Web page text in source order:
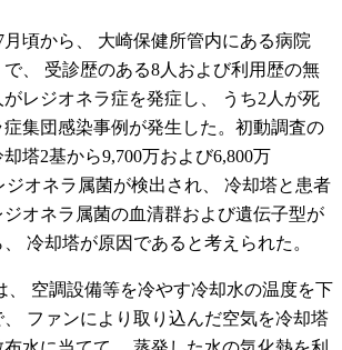
月頃から、 大崎保健所管内にある病院
で、 受診歴のある8人および利用歴の無
レジオネラ症を発症し、 うち2人が死
集団感染事例が発生した。初動調査の
塔2基から9,700万および6,800万
ジオネラ属菌が検出され、 冷却塔と患者
オネラ属菌の血清群および遺伝子型が
冷却塔が原因であると考えられた。
、 空調設備等を冷やす冷却水の温度を下
ファンにより取り込んだ空気を冷却塔